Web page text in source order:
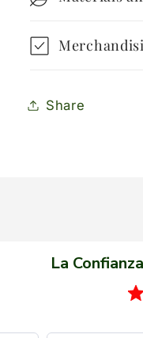
Share
La